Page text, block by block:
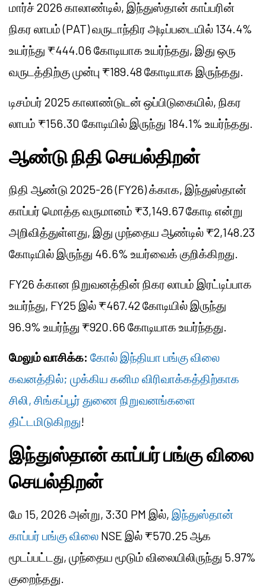
மார்ச் 2026 காலாண்டில், இந்துஸ்தான் காப்பரின்
நிகர லாபம் (PAT) வருடாந்திர அடிப்படையில் 134.4%
உயர்ந்து ₹444.06 கோடியாக உயர்ந்தது, இது ஒரு
வருடத்திற்கு முன்பு ₹189.48 கோடியாக இருந்தது.
டிசம்பர் 2025 காலாண்டுடன் ஒப்பிடுகையில், நிகர
லாபம் ₹156.30 கோடியில் இருந்து 184.1% உயர்ந்தது.
ஆண்டு நிதி செயல்திறன்
நிதி ஆண்டு 2025-26 (FY26) க்காக, இந்துஸ்தான்
காப்பர் மொத்த வருமானம் ₹3,149.67 கோடி என்று
அறிவித்துள்ளது, இது முந்தைய ஆண்டில் ₹2,148.23
கோடியில் இருந்து 46.6% உயர்வைக் குறிக்கிறது.
FY26 க்கான நிறுவனத்தின் நிகர லாபம் இரட்டிப்பாக
உயர்ந்து, FY25 இல் ₹467.42 கோடியில் இருந்து
96.9% உயர்ந்து ₹920.66 கோடியாக உயர்ந்தது.
மேலும் வாசிக்க: கோல் இந்தியா பங்கு விலை
கவனத்தில்; முக்கிய கனிம விரிவாக்கத்திற்காக
சிலி, சிங்கப்பூர் துணை நிறுவனங்களை
திட்டமிடுகிறது!
இந்துஸ்தான் காப்பர் பங்கு விலை
செயல்திறன்
மே 15, 2026 அன்று, 3:30 PM இல், இந்துஸ்தான்
காப்பர் பங்கு விலை NSE இல் ₹570.25 ஆக
மூடப்பட்டது, முந்தைய மூடும் விலையிலிருந்து 5.97%
குறைந்தது.